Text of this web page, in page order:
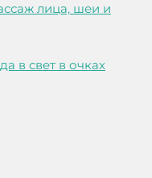
лица, шеи и
в свет в очках